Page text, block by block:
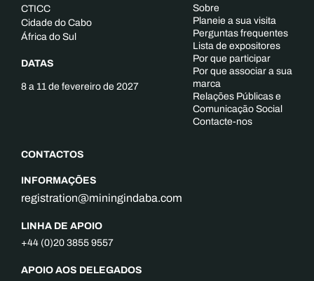
CTICC
Cidade do Cabo
África do Sul
DATAS
8 a 11 de fevereiro de 2027
CONTACTOS
INFORMAÇÕES
registration@miningindaba.com
LINHA DE APOIO
+44 (0)20 3855 9557
APOIO AOS DELEGADOS
Sobre
Planeie a sua visita
Perguntas frequentes
Lista de expositores
Por que participar
Por que associar a sua
marca
Relações Públicas e
Comunicação Social
Contacte-nos